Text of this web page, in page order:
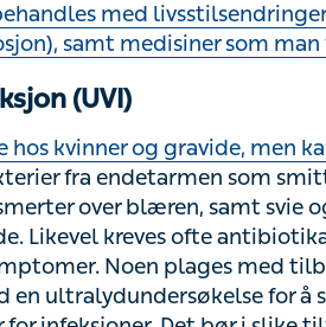
hos kvinner og gravide, men
over blæren, samt svie og
Likevel kreves ofte antibiotika i
plages med tilbakevendende
for å se om det er
i slike tilfeller tas en
infeksjonen. Ofte kan
seg i nyrebekkenet